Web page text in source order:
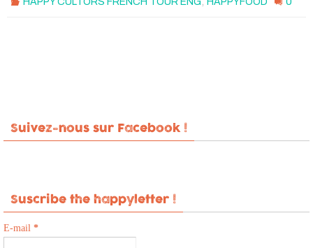
Suivez-nous sur Facebook !
Suscribe the happyletter !
E-mail *